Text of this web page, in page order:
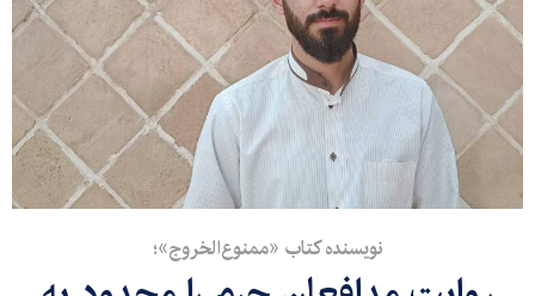
نویسنده کتاب «ممنوع‌الخروج»؛